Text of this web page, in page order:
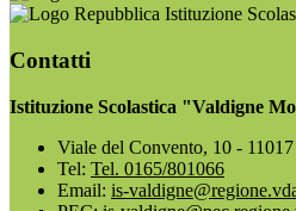
Istituzione
Contatti
Istituzione Scolastica "Valdigne
Viale del Convento, 10 -
Tel: Tel. 0165/801066
Email: is-